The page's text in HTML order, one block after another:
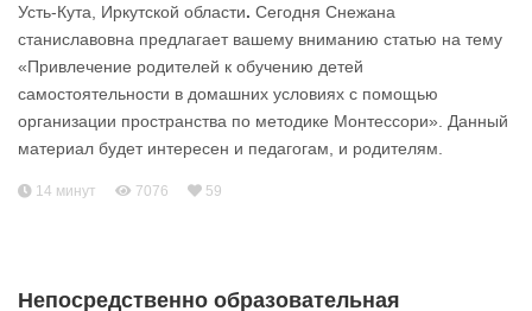
Усть-Кута, Иркутской области. Сегодня Снежана
станиславовна предлагает вашему вниманию статью на тему
«Привлечение родителей к обучению детей
самостоятельности в домашних условиях с помощью
организации пространства по методике Монтессори». Данный
материал будет интересен и педагогам, и родителям.
14 минут 7076 59
Непосредственно образовательная